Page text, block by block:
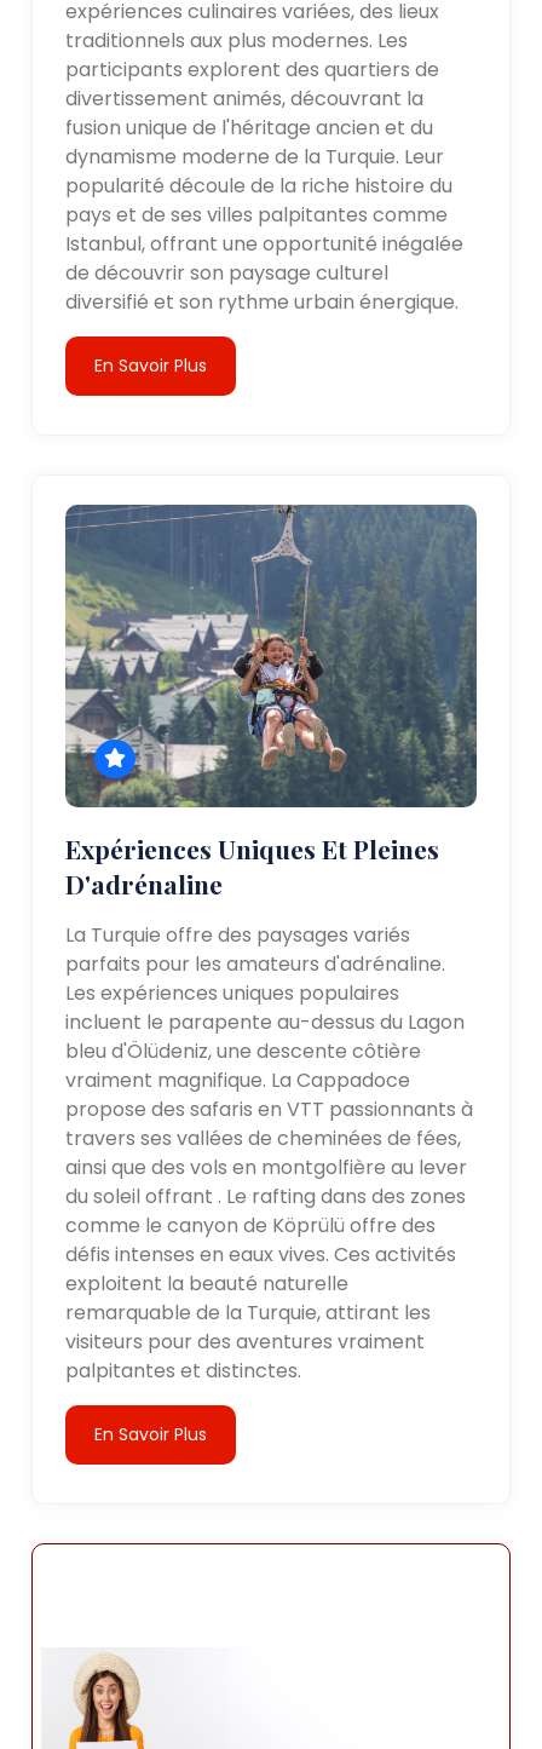
expériences culinaires variées, des lieux
traditionnels aux plus modernes. Les
participants explorent des quartiers de
divertissement animés, découvrant la
fusion unique de l'héritage ancien et du
dynamisme moderne de la Turquie. Leur
popularité découle de la riche histoire du
pays et de ses villes palpitantes comme
Istanbul, offrant une opportunité inégalée
de découvrir son paysage culturel
diversifié et son rythme urbain énergique.
En Savoir Plus
Expériences Uniques Et Pleines
D'adrénaline
La Turquie offre des paysages variés
parfaits pour les amateurs d'adrénaline.
Les expériences uniques populaires
incluent le parapente au-dessus du Lagon
bleu d'Ölüdeniz, une descente côtière
vraiment magnifique. La Cappadoce
propose des safaris en VTT passionnants à
travers ses vallées de cheminées de fées,
ainsi que des vols en montgolfière au lever
du soleil offrant . Le rafting dans des zones
comme le canyon de Köprülü offre des
défis intenses en eaux vives. Ces activités
exploitent la beauté naturelle
remarquable de la Turquie, attirant les
visiteurs pour des aventures vraiment
palpitantes et distinctes.
En Savoir Plus